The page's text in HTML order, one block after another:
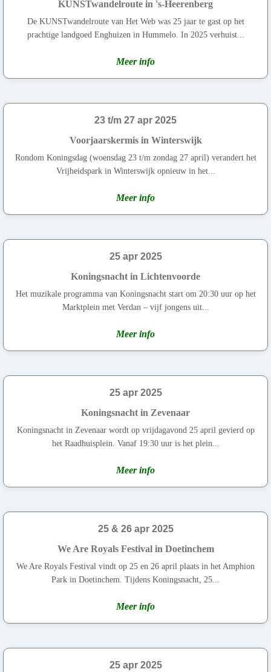
KUNSTwandelroute in 's-Heerenberg
De KUNSTwandelroute van Het Web was 25 jaar te gast op het
prachtige landgoed Enghuizen in Hummelo. In 2025 verhuist...
Meer info
23 t/m 27 apr 2025
Voorjaarskermis in Winterswijk
Rondom Koningsdag (woensdag 23 t/m zondag 27 april) verandert het
Vrijheidspark in Winterswijk opnieuw in het...
Meer info
25 apr 2025
Koningsnacht in Lichtenvoorde
Het muzikale programma van Koningsnacht start om 20:30 uur op het
Marktplein met Verdan – vijf jongens uit...
Meer info
25 apr 2025
Koningsnacht in Zevenaar
Koningsnacht in Zevenaar wordt op vrijdagavond 25 april gevierd op
het Raadhuisplein. Vanaf 19:30 uur is het plein...
Meer info
25 & 26 apr 2025
We Are Royals Festival in Doetinchem
We Are Royals Festival vindt op 25 en 26 april plaats in het Amphion
Park in Doetinchem. Tijdens Koningsnacht, 25...
Meer info
25 apr 2025